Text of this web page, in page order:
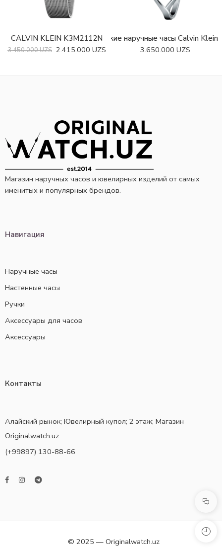
CALVIN KLEIN K3M2112N
3.450.000UZS 2.415.000 UZS
Швейцарские наручные часы Calvin Klein
3.650.000 UZS
Магазин наручных часов и ювелирных изделий от самых
именитых и популярных брендов.
Навигация
Наручные часы
Настенные часы
Ручки
Аксессуары для часов
Аксессуары
Контакты
Алайский рынок; Ювелирный купол; 2 этаж; Магазин
Originalwatch.uz
(+99897) 130-88-66
© 2025 — Originalwatch.uz